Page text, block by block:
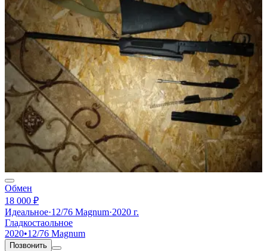
Обмен
18 000 ₽
Идеальное·12/76 Magnum·2020 г.
Гладкостаольное
2020•12/76 Magnum
Позвонить